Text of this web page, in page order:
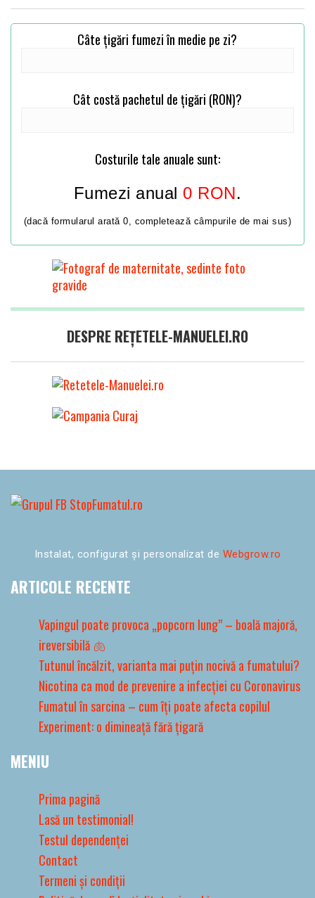
Câte țigări fumezi în medie pe zi?
Cât costă pachetul de țigări (RON)?
Costurile tale anuale sunt:
Fumezi anual 0 RON.
(dacă formularul arată 0, completează câmpurile de mai sus)
DESPRE REȚETELE-MANUELEI.RO
Instalat, configurat și personalizat de Webgrow.ro
ARTICOLE RECENTE
Vapingul poate provoca „popcorn lung” – boală majoră,
ireversibilă 🫁
Tutunul încălzit, varianta mai puțin nocivă a fumatului?
Nicotina ca mod de prevenire a infecției cu Coronavirus
Fumatul în sarcina – cum îți poate afecta copilul
Experiment: o dimineață fără țigară
MENIU
Prima pagină
Lasă un testimonial!
Testul dependenței
Contact
Termeni și condiții